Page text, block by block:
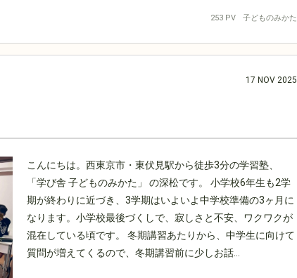
子どものみかた
253 PV
17 NOV 2025
こんにちは。西東京市・東伏見駅から徒歩3分の学習塾、
「学び舎 子どものみかた」 の深松です。 小学校6年生も2学
期が終わりに近づき、3学期はいよいよ中学校準備の3ヶ月に
なります。小学校最後づくしで、寂しさと不安、ワクワクが
混在している頃です。 冬期講習あたりから、中学生に向けて
質問が増えてくるので、冬期講習前に少しお話...